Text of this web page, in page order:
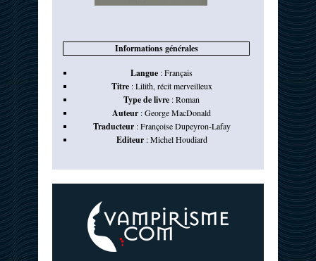
Informations générales
Langue :Français
Titre:Lilith, récit merveilleux
Type de livre :Roman
Auteur :George MacDonald
Traducteur:Françoise Dupeyron-Lafay
Editeur:Michel Houdiard